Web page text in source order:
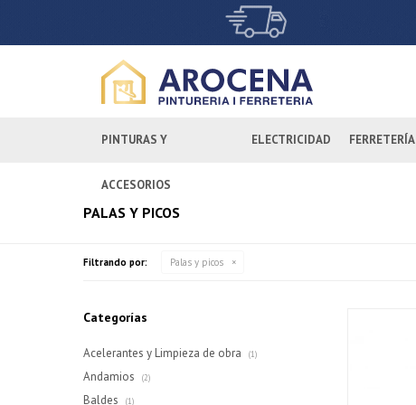
PINTURAS Y
ACCESORIOS
ELECTRICIDAD FERRETERÍA
PALAS Y PICOS
Filtrando por: Palas y picos
Categorías
Acelerantes y Limpieza de obra (1)
Andamios (2)
Baldes (1)